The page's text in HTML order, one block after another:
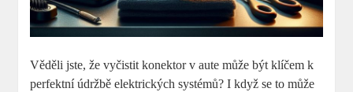
Věděli jste, že vyčistit konektor v aute může být klíčem k
perfektní údržbě elektrických systémů? I když se to může